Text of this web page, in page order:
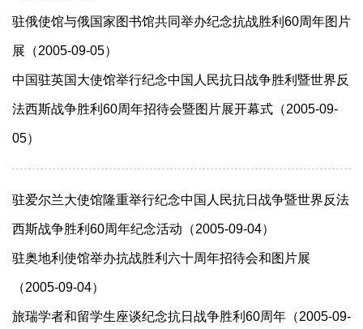
驻俄使馆与俄国家图书馆共同举办纪念抗战胜利60周年图片
展（2005-09-05）
中国驻英国大使馆举行纪念中国人民抗日战争胜利暨世界反
法西斯战争胜利60周年招待会暨图片展开幕式（2005-09-
05）
驻爱尔兰大使馆隆重举行纪念中国人民抗日战争暨世界反法
西斯战争胜利60周年纪念活动（2005-09-04）
驻奥地利使馆举办抗战胜利六十周年招待会和图片展
（2005-09-04）
旅瑞学者和留学生座谈纪念抗日战争胜利60周年（2005-09-